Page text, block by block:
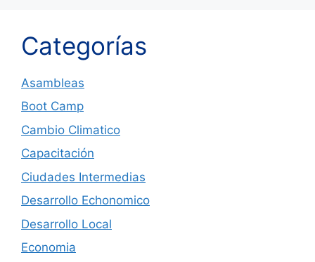
Categorías
Asambleas
Boot Camp
Cambio Climatico
Capacitación
Ciudades Intermedias
Desarrollo Echonomico
Desarrollo Local
Economia